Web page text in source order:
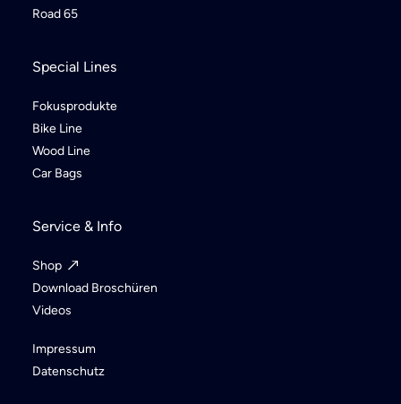
Road 65
Special Lines
Fokusprodukte
Bike Line
Wood Line
Car Bags
Service & Info
Shop
Download Broschüren
Videos
Impressum
Datenschutz